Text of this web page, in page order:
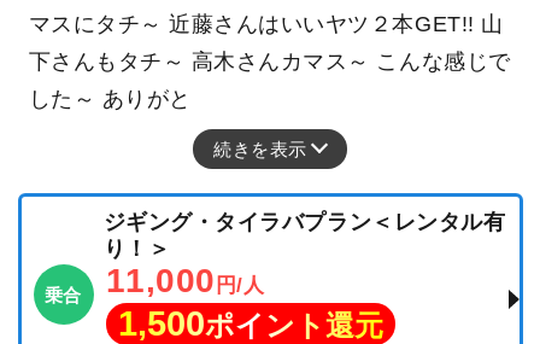
マスにタチ～ 近藤さんはいいヤツ２本GET!! 山
下さんもタチ～ 高木さんカマス～ こんな感じで
した～ ありがと
続きを表示
乗合
ジギング・タイラバプラン＜レンタル有
り！＞
11,000 円/人
1,500ポイント還元